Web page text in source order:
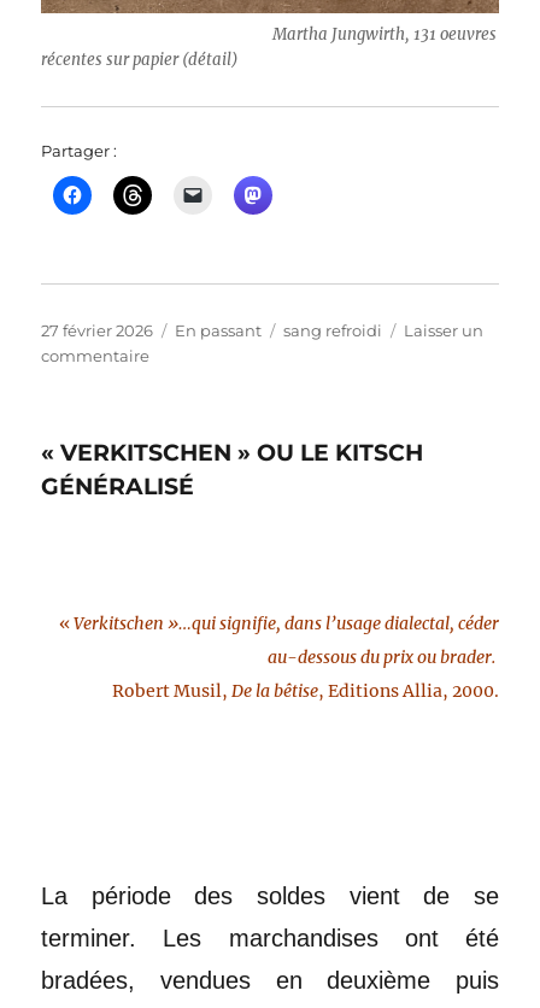
Martha Jungwirth, 131 oeuvres
récentes sur papier (détail)
Partager :
Publié
le
27 février 2026 Format
En passant Catégories
sang refroidi
Laisser un
commentairesur
provient
des
« VERKITSCHEN » OU LE KITSCH
GÉNÉRALISÉ
«Verkitschen »…qui signifie, dans l’usage dialectal, céder
au-dessous du prix ou brader.
Robert Musil, De la bêtise, Editions Allia, 2000.
La période des soldes vient de se
terminer. Les marchandises ont été
bradées, vendues en deuxième puis